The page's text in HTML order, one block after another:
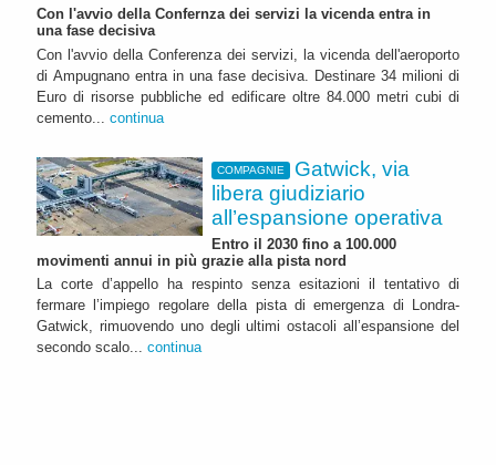
Con l'avvio della Confernza dei servizi la vicenda entra in
una fase decisiva
Con l'avvio della Conferenza dei servizi, la vicenda dell'aeroporto
di Ampugnano entra in una fase decisiva. Destinare 34 milioni di
Euro di risorse pubbliche ed edificare oltre 84.000 metri cubi di
cemento... continua
COMPAGNIE
Gatwick, via
libera giudiziario
all’espansione operativa
Entro il 2030 fino a 100.000
movimenti annui in più grazie alla pista nord
La corte d’appello ha respinto senza esitazioni il tentativo di
fermare l’impiego regolare della pista di emergenza di Londra-
Gatwick, rimuovendo uno degli ultimi ostacoli all’espansione del
secondo scalo... continua